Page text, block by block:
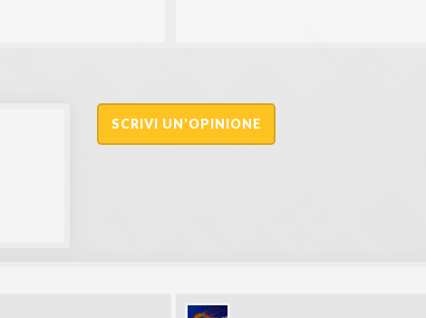
SCRIVI UN'OPINIONE